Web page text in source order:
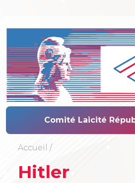
Comité
Comité Laicité
Accueil /
Hitler